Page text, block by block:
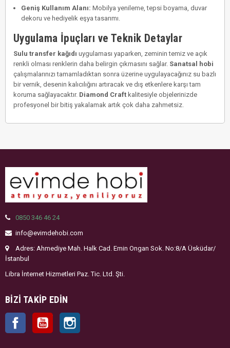
Geniş Kullanım Alanı: Mobilya yenileme, tepsi boyama, duvar
dekoru ve hediyelik eşya tasarımı.
Uygulama İpuçları ve Teknik Detaylar
Sulu transfer kağıdı uygulaması yaparken, zeminin temiz ve açık
renkli olması renklerin daha belirgin çıkmasını sağlar. Sanatsal hobi
çalışmalarınızı tamamladıktan sonra üzerine uygulayacağınız su bazlı
bir vernik, desenin kalıcılığını artıracak ve dış etkenlere karşı tam
koruma sağlayacaktır. Diamond Craft kalitesiyle objelerinizde
profesyonel bir bitiş yakalamak artık çok daha zahmetsiz.
0850 346 46 24
info@evimdehobi.com
Adres: Ahmediye Mah. Halk Cad. Emin Ongan Sok. No:8/A Üsküdar/
İstanbul
Libra İnternet Hizmetleri Paz. Tic. Ltd. Şti.
BIZI TAKIP EDIN
Facebook YouTube